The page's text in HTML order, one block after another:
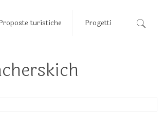
turistiche Progetti